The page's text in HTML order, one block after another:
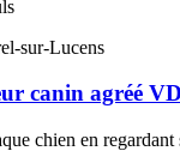
sur-Lucens
canin agréé
chien en